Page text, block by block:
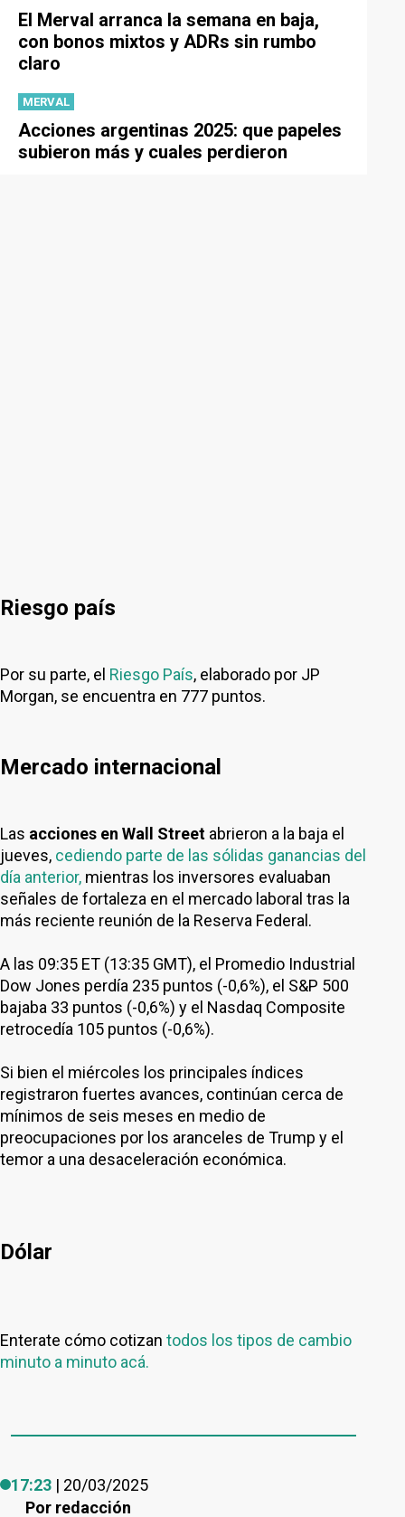
El Merval arranca la semana en baja,
con bonos mixtos y ADRs sin rumbo
claro
MERVAL
Acciones argentinas 2025: que papeles
subieron más y cuales perdieron
Riesgo país
Por su parte, el Riesgo País, elaborado por JP
Morgan, se encuentra en 777 puntos.
Mercado internacional
Las acciones en Wall Street abrieron a la baja el
jueves, cediendo parte de las sólidas ganancias del
día anterior, mientras los inversores evaluaban
señales de fortaleza en el mercado laboral tras la
más reciente reunión de la Reserva Federal.
A las 09:35 ET (13:35 GMT), el Promedio Industrial
Dow Jones perdía 235 puntos (-0,6%), el S&P 500
bajaba 33 puntos (-0,6%) y el Nasdaq Composite
retrocedía 105 puntos (-0,6%).
Si bien el miércoles los principales índices
registraron fuertes avances, continúan cerca de
mínimos de seis meses en medio de
preocupaciones por los aranceles de Trump y el
temor a una desaceleración económica.
Dólar
Enterate cómo cotizan todos los tipos de cambio
minuto a minuto acá.
Por redacción
17:23 | 20/03/2025